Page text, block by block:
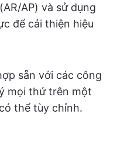
AP) và sử dụng
để cải thiện hiệu
sẵn với các công
mọi thứ trên một
thể tùy chỉnh.